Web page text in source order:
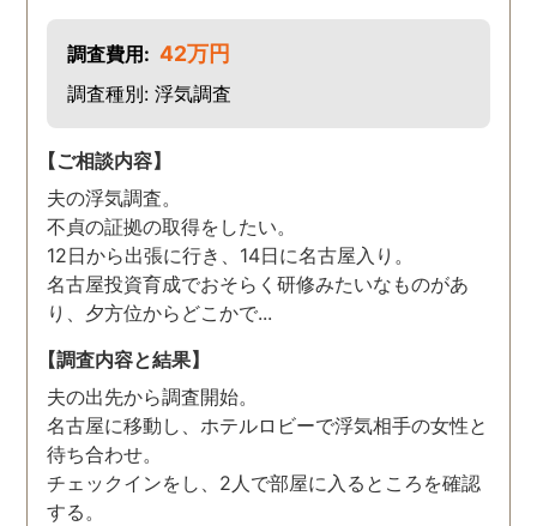
調査費用: 42万円
調査種別: 浮気調査
【ご相談内容】
夫の浮気調査。
不貞の証拠の取得をしたい。
12日から出張に行き、14日に名古屋入り。
名古屋投資育成でおそらく研修みたいなものがあ
り、夕方位からどこかで...
【調査内容と結果】
夫の出先から調査開始。
名古屋に移動し、ホテルロビーで浮気相手の女性と
待ち合わせ。
チェックインをし、2人で部屋に入るところを確認
する。